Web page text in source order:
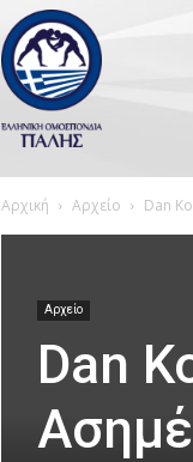
Wrestling
Hellas
Αρχική Αρχείο Dan
Αρχείο
Dan